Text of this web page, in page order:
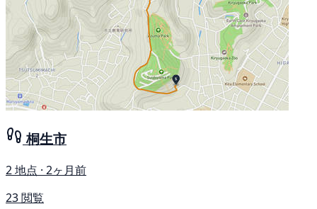
桐生市
2 地点 · 2ヶ月前
23 閲覧